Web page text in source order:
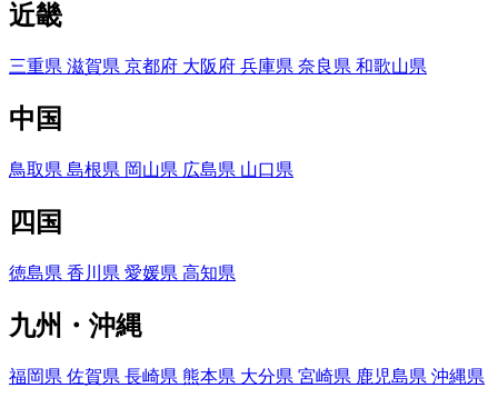
近畿
三重県 滋賀県 京都府 大阪府 兵庫県 奈良県 和歌山県
中国
鳥取県 島根県 岡山県 広島県 山口県
四国
徳島県 香川県 愛媛県 高知県
九州・沖縄
福岡県 佐賀県 長崎県 熊本県 大分県 宮崎県 鹿児島県 沖縄県